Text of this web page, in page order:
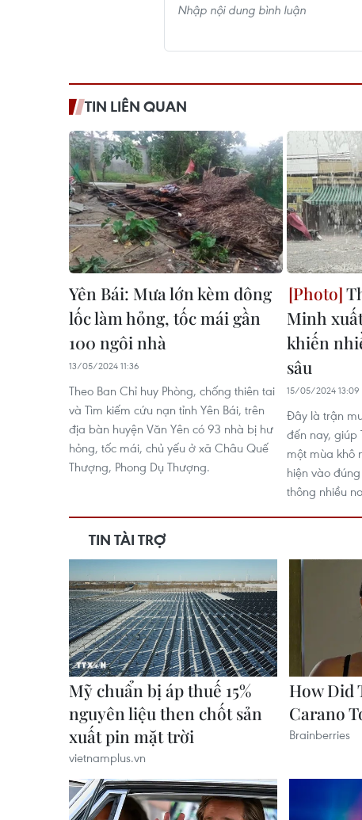
TIN LIÊN QUAN
Yên Bái: Mưa lớn kèm dông
lốc làm hỏng, tốc mái gần
100 ngôi nhà
13/05/2024 11:36
Theo Ban Chỉ huy Phòng, chống thiên tai
và Tìm kiếm cứu nạn tỉnh Yên Bái, trên
địa bàn huyện Văn Yên có 93 nhà bị hư
hỏng, tốc mái, chủ yếu ở xã Châu Quế
Thượng, Phong Dụ Thượng.
Minh
khiến
sâu
15/05/2024 13:09
Đây là trận
đến nay, giúp
một mùa khô
hiện vào
thông nhiều